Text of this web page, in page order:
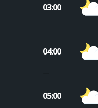
03:00
04:00
05:00